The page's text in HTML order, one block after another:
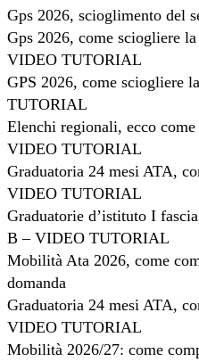
Gps 2026, scioglimento del
Gps 2026, come sciogliere
VIDEO TUTORIAL
GPS 2026, come sciogliere
TUTORIAL
Elenchi regionali, ecco
VIDEO TUTORIAL
Graduatoria 24 mesi ATA,
VIDEO TUTORIAL
Graduatorie d’istituto I
B – VIDEO TUTORIAL
Mobilità Ata 2026, come
domanda
Graduatoria 24 mesi ATA,
VIDEO TUTORIAL
Mobilità 2026/27: come